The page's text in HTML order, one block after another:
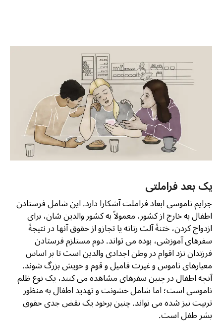
یک بعد فراملتی
جرایم ناموسی ابعاد فراملت آشکارا دارد. این شامل فرستادن
اطفال به خارج از کشور، معمولاً به کشور والدین شان، برای
ازدواج کردن، ختنۀ آلت زنانه یا تجازو از حقوق آنها در نتیجۀ
سفرهای آموزشی، بوده می تواند. دوم مستلزم فرستادن
فرزندان نزد اقوام در وطن اجدادی والدین است تا بر اساس
معیارهای ناموس و غیرت فامیل و قوم و خویش بزرگ شوند.
آنچه اطفال در چنین سفرهای مشاهده می کنند، یک نوع ظلم
ناموسی است؛ اما شامل خشونت و تهدید اطفال به منظور
تربیت نیز شده می تواند. چنین برخود یک نقض جدی حقوق
بشر طفل است.